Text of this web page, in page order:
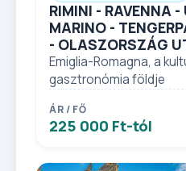
RIMINI - RAVENNA
MARINO -
- OLASZORSZÁG
Emiglia-Romagna, a
gasztronómia földje
ÁR / FŐ
225 000 Ft-tól